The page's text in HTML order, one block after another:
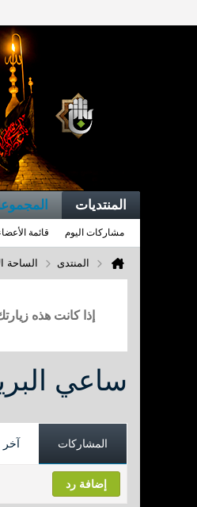
المنتديات
مشاركات اليوم قائمة
المنتدى الساحة
إذا كانت هذه
ساعي
المشاركات
إضافة رد